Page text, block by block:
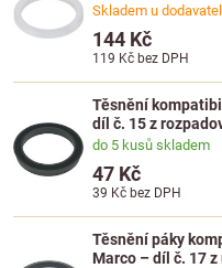
Skladem u
144 Kč
119 Kč bez DPH
Těsnění
díl č. 15 z
do 5 kusů skladem
47 Kč
39 Kč bez DPH
Těsnění páky
Marco – díl č. 17